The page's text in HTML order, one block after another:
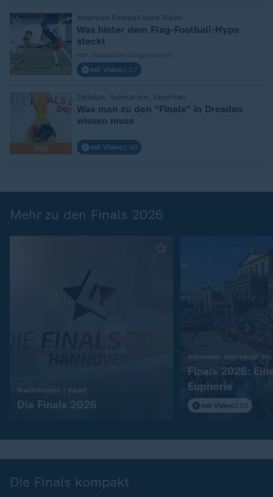
American Football ohne Risiko
Was hinter dem Flag-Football-Hype
steckt
mit Video 1:27
FAQ
Zeitplan, Sportarten, Favoriten
Was man zu den "Finals" in Dresden
wissen muss
mit Video 1:40
Mehr zu den Finals 2026
Nachrichten | Sport
Die Finals 2026
Hannover überzeugt
Finals 2026:
Euphorie
mit Video2:01
Die Finals kompakt